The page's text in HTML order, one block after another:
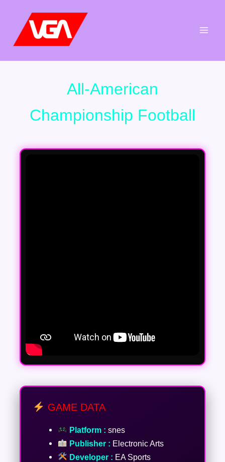
contenu
All-American
Championship Football
GAME DATA
Platform : snes
Publisher : Electronic Arts
Developer : EA Sports